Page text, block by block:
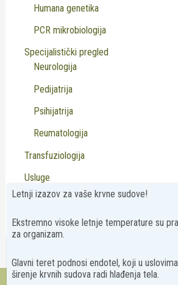
Humana genetika
PCR mikrobiologija
Specijalistički pregled
Neurologija
Pedijatrija
Psihijatrija
Reumatologija
Transfuziologija
Usluge
Virusologija
Kontakt
Letnji izazov za vaše krvne sudove!
Ekstremno visoke letnje temperature su
za organizam.
Glavni teret podnosi endotel, koji u
širenje krvnih sudova radi hlađenja tela.